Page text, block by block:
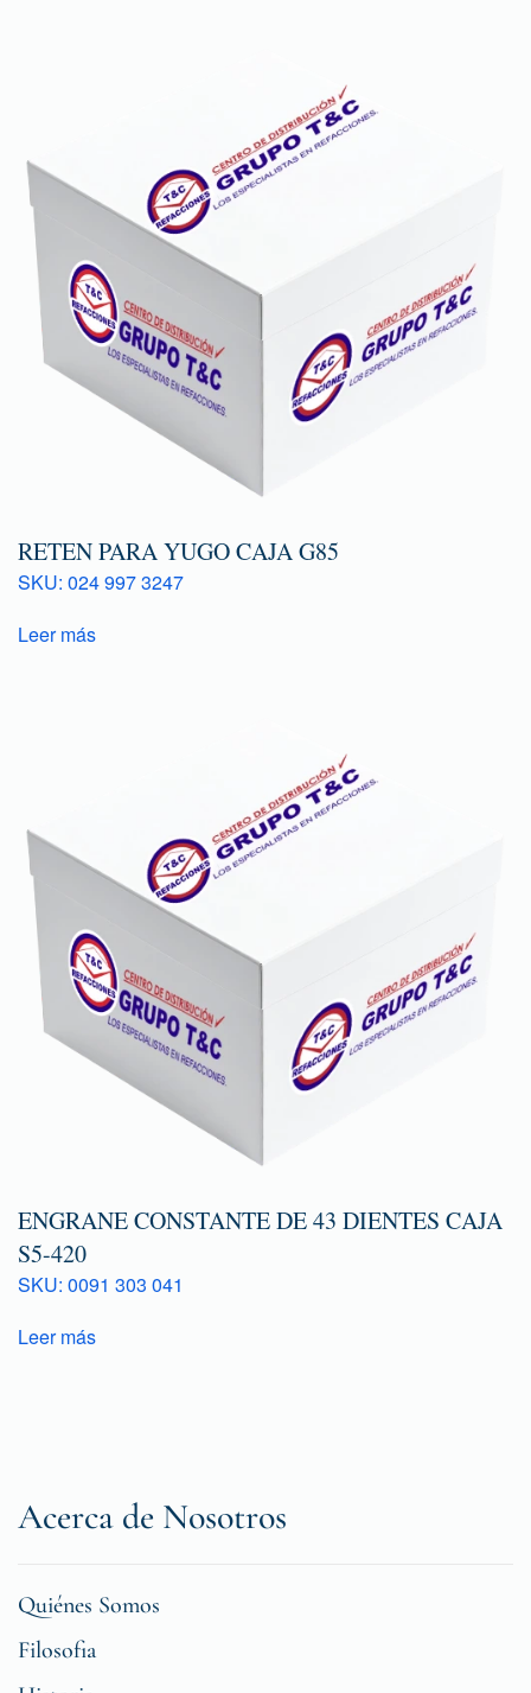
RETEN PARA YUGO CAJA G85
SKU: 024 997 3247
Leer más
ENGRANE CONSTANTE DE 43 DIENTES CAJA
S5-420
SKU: 0091 303 041
Leer más
Acerca de Nosotros
Quiénes Somos
Filosofia